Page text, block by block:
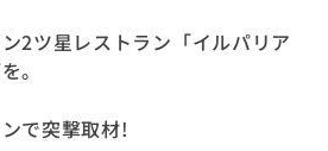
2ツ星レストラン「イルパリア
。
で突撃取材!